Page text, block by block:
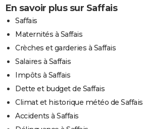
En savoir plus sur Saffais
Saffais
Maternités à Saffais
Crèches et garderies à Saffais
Salaires à Saffais
Impôts à Saffais
Dette et budget de Saffais
Climat et historique météo de Saffais
Accidents à Saffais